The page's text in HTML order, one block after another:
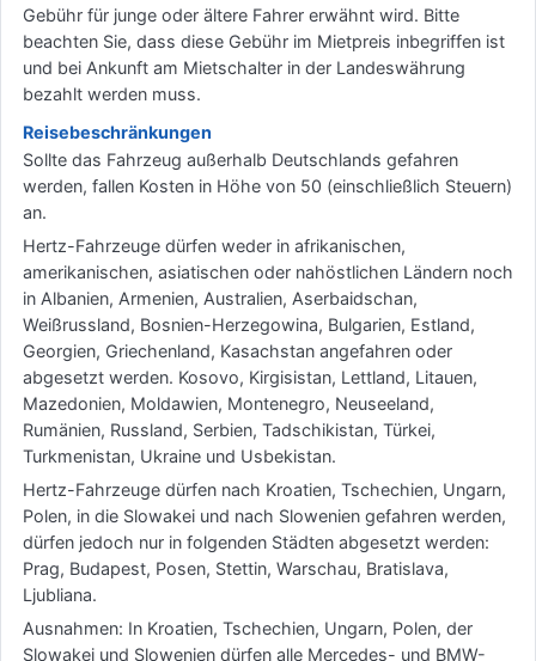
Gebühr für junge oder ältere Fahrer erwähnt wird. Bitte
beachten Sie, dass diese Gebühr im Mietpreis inbegriffen ist
und bei Ankunft am Mietschalter in der Landeswährung
bezahlt werden muss.
Reisebeschränkungen
Sollte das Fahrzeug außerhalb Deutschlands gefahren
werden, fallen Kosten in Höhe von 50 (einschließlich Steuern)
an.
Hertz-Fahrzeuge dürfen weder in afrikanischen,
amerikanischen, asiatischen oder nahöstlichen Ländern noch
in Albanien, Armenien, Australien, Aserbaidschan,
Weißrussland, Bosnien-Herzegowina, Bulgarien, Estland,
Georgien, Griechenland, Kasachstan angefahren oder
abgesetzt werden. Kosovo, Kirgisistan, Lettland, Litauen,
Mazedonien, Moldawien, Montenegro, Neuseeland,
Rumänien, Russland, Serbien, Tadschikistan, Türkei,
Turkmenistan, Ukraine und Usbekistan.
Hertz-Fahrzeuge dürfen nach Kroatien, Tschechien, Ungarn,
Polen, in die Slowakei und nach Slowenien gefahren werden,
dürfen jedoch nur in folgenden Städten abgesetzt werden:
Prag, Budapest, Posen, Stettin, Warschau, Bratislava,
Ljubliana.
Ausnahmen: In Kroatien, Tschechien, Ungarn, Polen, der
Slowakei und Slowenien dürfen alle Mercedes- und BMW-